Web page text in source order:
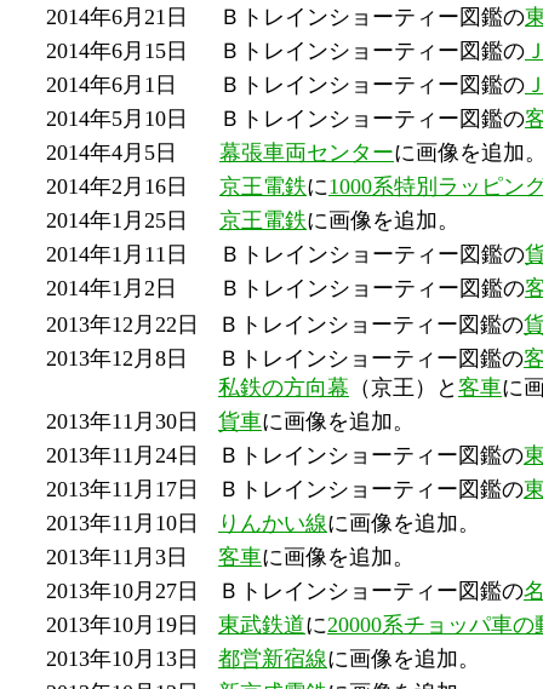
2014年6月21日
Ｂトレインショーティー図鑑の
2014年6月15日
Ｂトレインショーティー図鑑の
2014年6月1日
Ｂトレインショーティー図鑑の
2014年5月10日
Ｂトレインショーティー図鑑の
2014年4月5日
幕張車両センターに画像を追加
2014年2月16日
京王電鉄に1000系特別ラッピン
2014年1月25日
京王電鉄に画像を追加。
2014年1月11日
Ｂトレインショーティー図鑑の
2014年1月2日
Ｂトレインショーティー図鑑の
2013年12月22日
Ｂトレインショーティー図鑑の
2013年12月8日
Ｂトレインショーティー図鑑の
私鉄の方向幕 （京王）と 客車に
2013年11月30日
貨車に画像を追加。
2013年11月24日
Ｂトレインショーティー図鑑の
2013年11月17日
Ｂトレインショーティー図鑑の
2013年11月10日
りんかい線に画像を追加。
2013年11月3日
客車に画像を追加。
2013年10月27日
Ｂトレインショーティー図鑑の
2013年10月19日
東武鉄道に20000系チョッパ車
2013年10月13日
都営新宿線に画像を追加。